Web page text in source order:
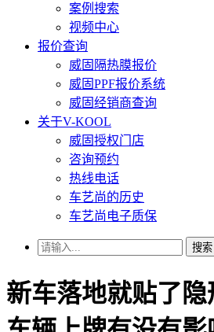
案例搜索
视频中心
报价查询
威固隔热膜报价
威固PPF报价系统
威固经销商查询
关于V-KOOL
威固授权门店
咨询预约
热线电话
车艺尚的历史
车艺尚电子质保
搜索
新车落地就贴了